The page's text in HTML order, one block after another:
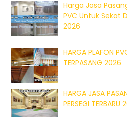
Harga Jasa
PVC Untuk Sekat
2026
HARGA PLAFON
TERPASANG 2026
HARGA JASA
PERSEGI TERBARU